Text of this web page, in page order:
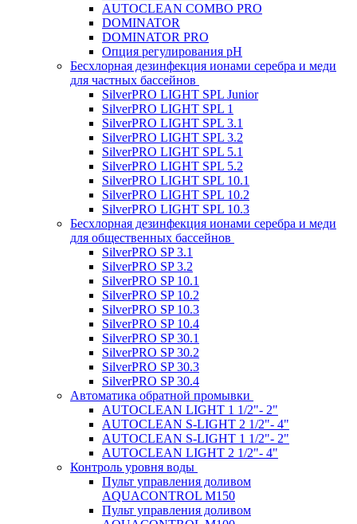
AUTOCLEAN COMBO PRO
DOMINATOR
DOMINATOR PRO
Опция регулирования pH
Беcхлорная дезинфекция ионами серебра и меди
для частных бассейнов
SilverPRO LIGHT SPL Junior
SilverPRO LIGHT SPL 1
SilverPRO LIGHT SPL 3.1
SilverPRO LIGHT SPL 3.2
SilverPRO LIGHT SPL 5.1
SilverPRO LIGHT SPL 5.2
SilverPRO LIGHT SPL 10.1
SilverPRO LIGHT SPL 10.2
SilverPRO LIGHT SPL 10.3
Беcхлорная дезинфекция ионами серебра и меди
для общественных бассейнов
SilverPRO SP 3.1
SilverPRO SP 3.2
SilverPRO SP 10.1
SilverPRO SP 10.2
SilverPRO SP 10.3
SilverPRO SP 10.4
SilverPRO SP 30.1
SilverPRO SP 30.2
SilverPRO SP 30.3
SilverPRO SP 30.4
Автоматика обратной промывки
AUTOCLEAN LIGHT 1 1/2"- 2"
AUTOCLEAN S-LIGHT 2 1/2"- 4"
AUTOCLEAN S-LIGHT 1 1/2"- 2"
AUTOCLEAN LIGHT 2 1/2"- 4"
Контроль уровня воды
Пульт управления доливом
AQUACONTROL M150
Пульт управления доливом